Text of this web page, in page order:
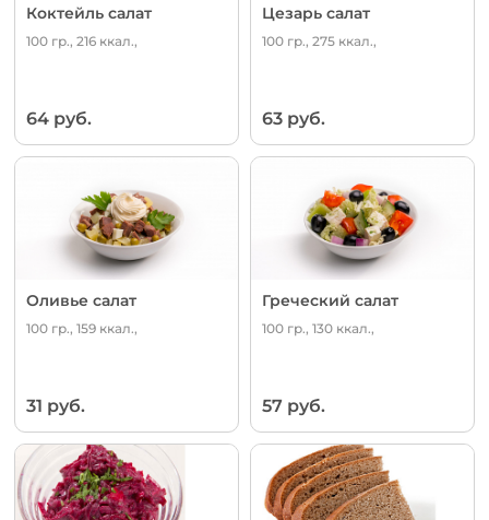
Коктейль салат
100 гр., 216 ккал.,
64 руб.
Цезарь салат
100 гр., 275 ккал.,
63 руб.
Оливье салат
100 гр., 159 ккал.,
31 руб.
Греческий салат
100 гр., 130 ккал.,
57 руб.